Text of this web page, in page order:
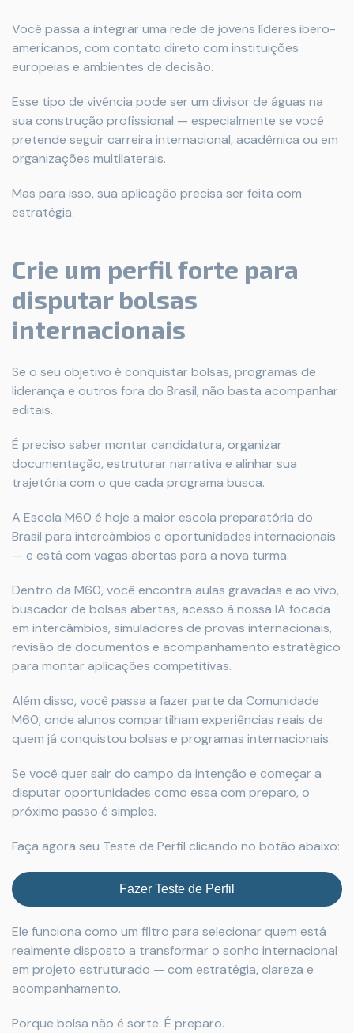
Você passa a integrar uma rede de jovens líderes ibero-
americanos, com contato direto com instituições
europeias e ambientes de decisão.
Esse tipo de vivência pode ser um divisor de águas na
sua construção profissional — especialmente se você
pretende seguir carreira internacional, acadêmica ou em
organizações multilaterais.
Mas para isso, sua aplicação precisa ser feita com
estratégia.
Crie um perfil forte para
disputar bolsas
internacionais
Se o seu objetivo é conquistar bolsas, programas de
liderança e outros fora do Brasil, não basta acompanhar
editais.
É preciso saber montar candidatura, organizar
documentação, estruturar narrativa e alinhar sua
trajetória com o que cada programa busca.
A Escola M60 é hoje a maior escola preparatória do
Brasil para intercâmbios e oportunidades internacionais
— e está com vagas abertas para a nova turma.
Dentro da M60, você encontra aulas gravadas e ao vivo,
buscador de bolsas abertas, acesso à nossa IA focada
em intercâmbios, simuladores de provas internacionais,
revisão de documentos e acompanhamento estratégico
para montar aplicações competitivas.
Além disso, você passa a fazer parte da Comunidade
M60, onde alunos compartilham experiências reais de
quem já conquistou bolsas e programas internacionais.
Se você quer sair do campo da intenção e começar a
disputar oportunidades como essa com preparo, o
próximo passo é simples.
Faça agora seu Teste de Perfil clicando no botão abaixo:
Fazer Teste de Perfil
Ele funciona como um filtro para selecionar quem está
realmente disposto a transformar o sonho internacional
em projeto estruturado — com estratégia, clareza e
acompanhamento.
Porque bolsa não é sorte. É preparo.